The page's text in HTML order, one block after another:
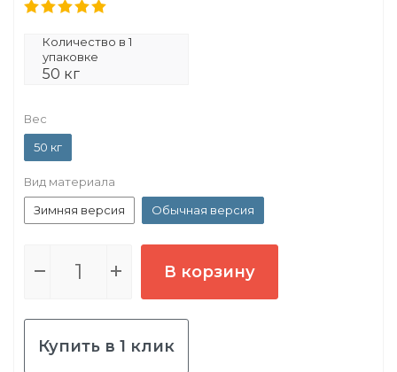
Количество в 1
упаковке
50 кг
Вес
50 кг
Вид материала
Зимняя версия
Обычная версия
В корзину
Купить в 1 клик